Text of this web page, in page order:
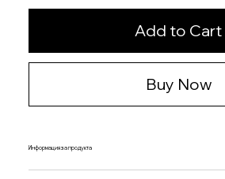
Add to Cart
Buy Now
Информация за продукта